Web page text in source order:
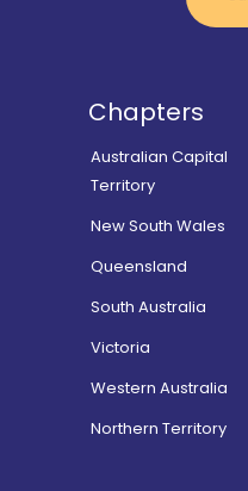
Chapters
Australian Capital
Territory
New South Wales
Queensland
South Australia
Victoria
Western Australia
Northern Territory